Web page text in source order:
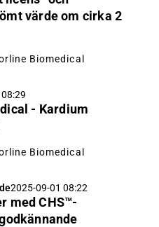
värde om cirka 2
Biomedical
- Kardium
Biomedical
2025-09-01 08:22
med CHS™-